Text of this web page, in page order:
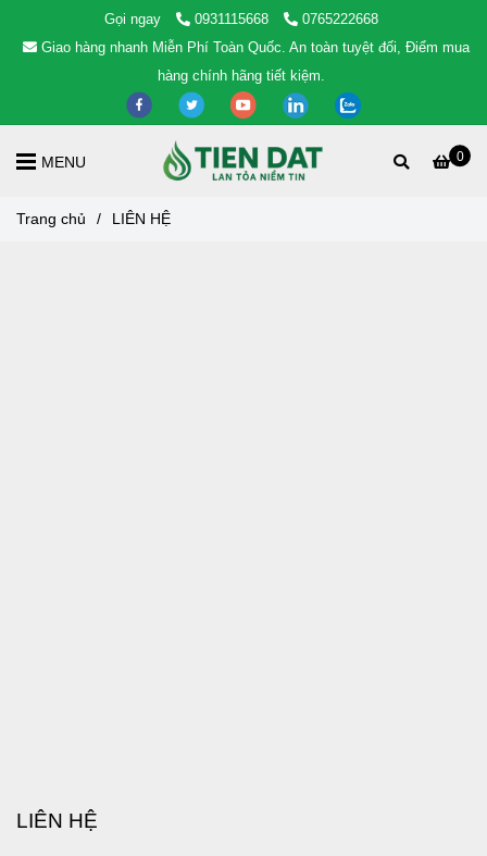
Gọi ngay 0931115668
0765222668
Giao hàng nhanh Miễn Phí Toàn Quốc. An toàn tuyệt đối, Điểm mua
hàng chính hãng tiết kiệm.
0
MENU
Trang chủ / LIÊN HỆ
LIÊN HỆ